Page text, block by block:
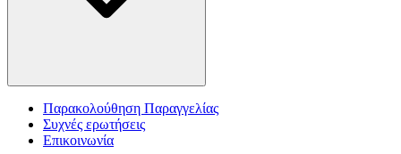
Παρακολούθηση Παραγγελίας
Συχνές ερωτήσεις
Επικοινωνία